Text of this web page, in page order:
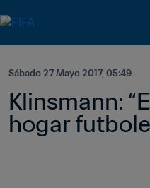
Sábado 27 Mayo 2017, 05:49
Klinsmann:
hogar